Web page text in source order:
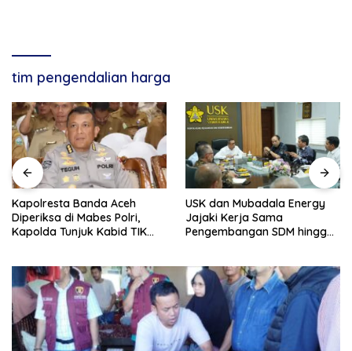
tim pengendalian harga
Kapolresta Banda Aceh
Diperiksa di Mabes Polri,
Kapolda Tunjuk Kabid TIK
USK dan Mubadala Energy
Jajaki Kerja Sama
Pengembangan SDM hingga